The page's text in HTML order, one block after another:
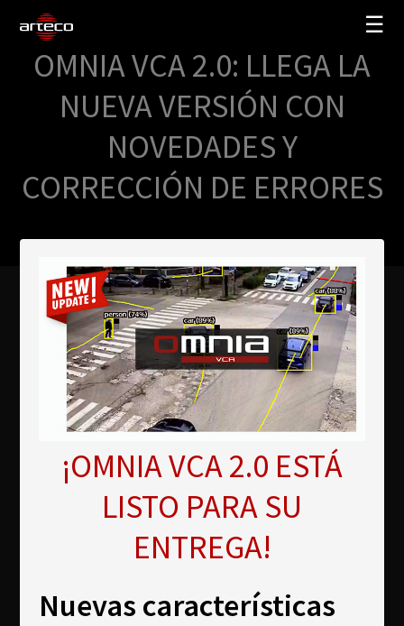
☰
My Arteco
Dónde comprar
Newsletter
Download
Idioma
SOLUCIONES
EMPRESA
TRAINING
PARTNERS
OMNIA VCA 2.0: LLEGA LA
NUEVA VERSIÓN CON
NOVEDADES Y
CORRECCIÓN DE ERRORES
¡OMNIA VCA 2.0 ESTÁ
LISTO PARA SU
ENTREGA!
Nuevas características